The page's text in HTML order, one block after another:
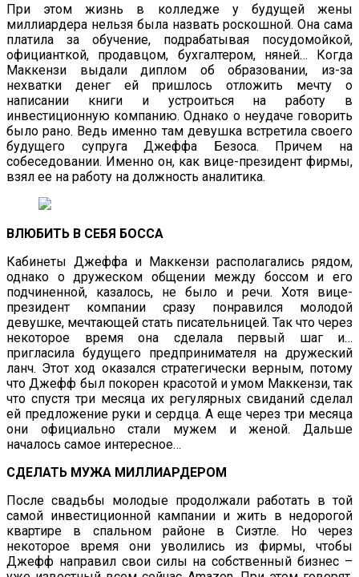
При этом жизнь в колледже у будущей жены
миллиардера нельзя была назвать роскошной. Она сама
платила за обучение, подрабатывая посудомойкой,
официанткой, продавцом, бухгалтером, няней… Когда
Маккензи выдали диплом об образовании, из-за
нехватки денег ей пришлось отложить мечту о
написании книги и устроиться на работу в
инвестиционную компанию. Однако о неудаче говорить
было рано. Ведь именно там девушка встретила своего
будущего супруга Джеффа Безоса. Причем на
собеседовании. Именно он, как вице-президент фирмы,
взял ее на работу на должность аналитика.
ВЛЮБИТЬ В СЕБЯ БОССА
Кабинеты Джеффа и Маккензи располагались рядом,
однако о дружеском общении между боссом и его
подчиненной, казалось, не было и речи. Хотя вице-
президент компании сразу понравился молодой
девушке, мечтающей стать писательницей. Так что через
некоторое время она сделала первый шаг и…
пригласила будущего предпринимателя на дружеский
ланч. Этот ход оказался стратегически верным, потому
что Джефф был покорен красотой и умом Маккензи, так
что спустя три месяца их регулярных свиданий сделал
ей предложение руки и сердца. А еще через три месяца
они официально стали мужем и женой. Дальше
началось самое интересное…
СДЕЛАТЬ МУЖА МИЛЛИАРДЕРОМ
После свадьбы молодые продолжали работать в той
самой инвестиционной кампании и жить в недорогой
квартире в спальном районе в Сиэтле. Но через
некоторое время они уволились из фирмы, чтобы
Джефф направил свои силы на собственный бизнес –